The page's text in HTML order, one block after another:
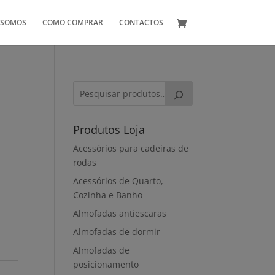
COMO COMPRAR CONTACTOS
Produtos Loja
Acessórios para cadeiras de
rodas
Acessórios de Quarto,
Cozinha e Banho
Almofadas antiescaras
Almofadas de dormir
Almofadas de
posicionamento